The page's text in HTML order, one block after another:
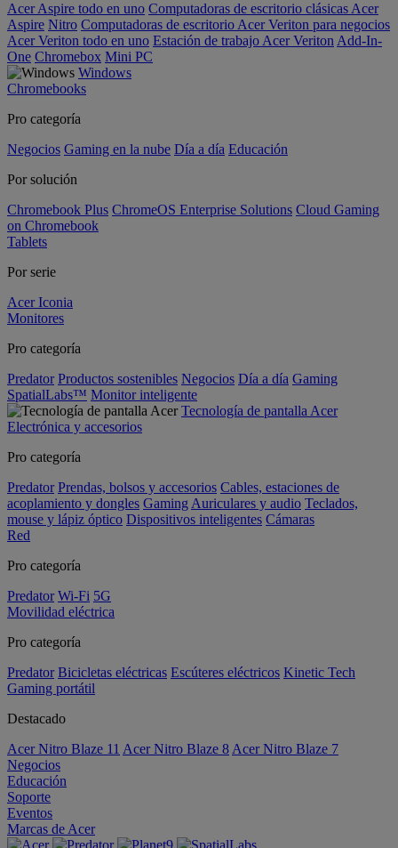
Acer Aspire todo en uno Computadoras de escritorio clásicas Acer
Aspire Nitro Computadoras de escritorio Acer Veriton para negocios
Acer Veriton todo en uno Estación de trabajo Acer Veriton Add-In-
One Chromebox Mini PC
Windows
Chromebooks
Pro categoría
Negocios Gaming en la nube Día a día Educación
Por solución
Chromebook Plus ChromeOS Enterprise Solutions Cloud Gaming
on Chromebook
Tablets
Por serie
Acer Iconia
Monitores
Pro categoría
Predator Productos sostenibles Negocios Día a día Gaming
SpatialLabs™ Monitor inteligente
Tecnología de pantalla Acer
Electrónica y accesorios
Pro categoría
Predator Prendas, bolsos y accesorios Cables, estaciones de
acoplamiento y dongles Gaming Auriculares y audio Teclados,
mouse y lápiz óptico Dispositivos inteligentes Cámaras
Red
Pro categoría
Predator Wi-Fi 5G
Movilidad eléctrica
Pro categoría
Predator Bicicletas eléctricas Escúteres eléctricos Kinetic Tech
Gaming portátil
Destacado
Acer Nitro Blaze 11 Acer Nitro Blaze 8 Acer Nitro Blaze 7
Negocios
Educación
Soporte
Eventos
Marcas de Acer